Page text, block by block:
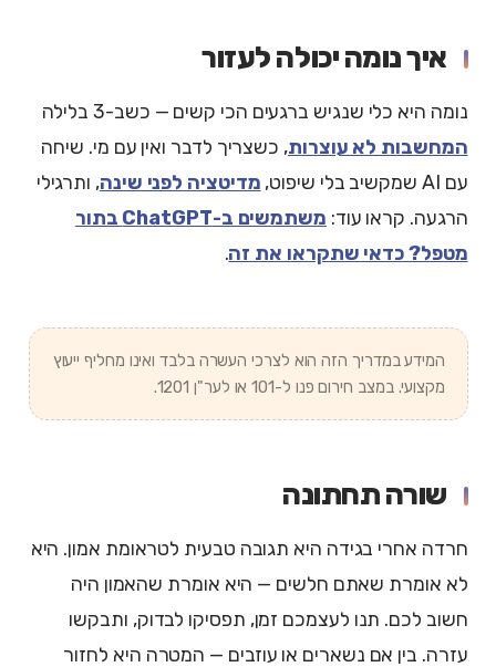
איך נומה יכולה לעזור
נומה היא כלי שנגיש ברגעים הכי קשים — כשב-3 בלילה
המחשבות לא עוצרות, כשצריך לדבר ואין עם מי. שיחה
עם AI שמקשיב בלי שיפוט,
מדיטציה לפני שינה, ותרגילי
הרגעה. קראו עוד:
משתמשים ב-ChatGPT בתור
מטפל? כדאי שתקראו את זה.
המידע במדריך הזה הוא לצרכי העשרה בלבד ואינו מחליף ייעוץ
מקצועי. במצב חירום פנו ל-101 או לער"ן 1201.
שורה תחתונה
חרדה אחרי בגידה היא תגובה טבעית לטראומת אמון. היא
לא אומרת שאתם חלשים — היא אומרת שהאמון היה
חשוב לכם. תנו לעצמכם זמן, תפסיקו לבדוק, ותבקשו
עזרה. בין אם נשארים או עוזבים — המטרה היא לחזור